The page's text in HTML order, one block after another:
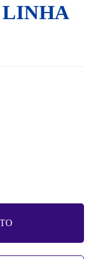
LINHA